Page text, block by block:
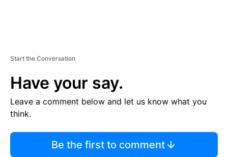
Start the Conversation
Have your say.
Leave a comment below and let us know what you
think.
Be the first to comment